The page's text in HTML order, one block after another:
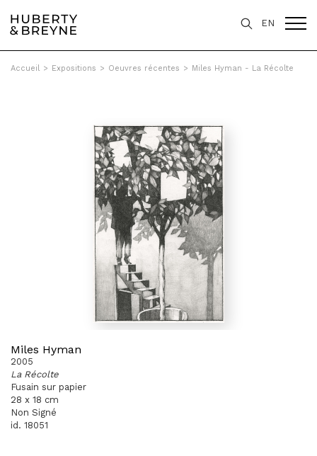
EN
Accueil > Expositions > Oeuvres récentes > Miles Hyman - La Récolte
Miles Hyman
2005
La Récolte
Fusain sur papier
28 x 18 cm
Non Signé
id. 18051